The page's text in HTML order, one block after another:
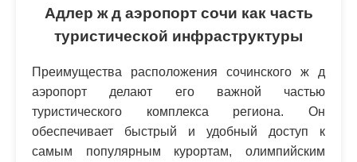
Адлер ж д аэропорт сочи как часть
туристической инфраструктуры
Преимущества расположения сочинского ж д
аэропорт делают его важной частью
туристического комплекса региона. Он
обеспечивает быстрый и удобный доступ к
самым популярным курортам, олимпийским